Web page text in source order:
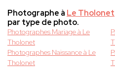
Photographe à Le Tholonet
par type de photo.
Photographes Mariage à Le
Tholonet
Photographes Naissance à Le
Tholonet